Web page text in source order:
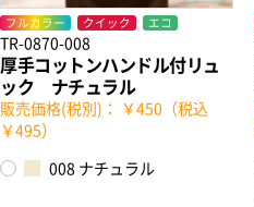
フルカラー クイック エコ
TR-0870-008
厚手コットンハンドル付リュ
ック ナチュラル
販売価格(税別)： ￥450（税込
￥495）
008 ナチュラル